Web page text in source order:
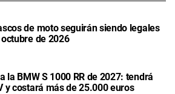
de moto seguirán siendo legales
de 2026
la BMW S 1000 RR de 2027: tendrá
y costará más de 25.000 euros